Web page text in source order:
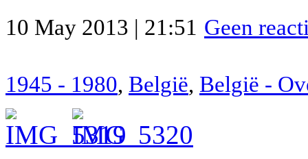
10 May 2013 | 21:51 Geen
1945 - 1980, België, België -